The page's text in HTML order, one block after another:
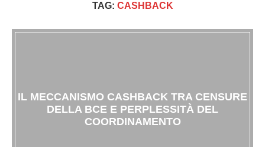
TAG: CASHBACK
IL MECCANISMO CASHBACK TRA CENSURE
DELLA BCE E PERPLESSITÀ DEL
COORDINAMENTO